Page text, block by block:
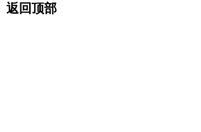
返回顶部